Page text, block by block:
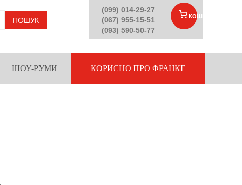
ПОШУК
(099) 014-29-27
(067) 955-15-51
(093) 590-50-77
КОШИК
ШОУ-РУМИ КОРИСНО ПРО ФРАНКЕ